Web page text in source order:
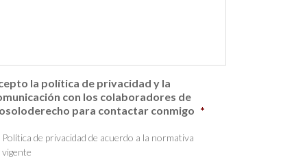
la política de privacidad y la
con los colaboradores de
para contactar conmigo *
Política de privacidad de acuerdo a la normativa
vigente